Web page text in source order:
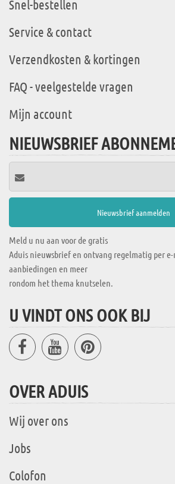
Snel-bestellen
Service & contact
Verzendkosten & kortingen
FAQ - veelgestelde vragen
Mijn account
NIEUWSBRIEF
Meld u nu aan voor de gratis
Aduis nieuwsbrief en ontvang regelmatig per
aanbiedingen en meer
rondom het thema knutselen.
U VINDT ONS OOK BIJ
OVER ADUIS
Wij over ons
Jobs
Colofon